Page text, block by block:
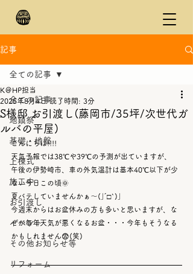
記事
全ての記事
地鎮祭
基礎・地盤
上棟式
施工中
お引渡し
イベント
その他お知らせ等
リフォーム
全ての記事
S様邸 お引渡し(藤岡市/35坪/次世代ガ
ルバの平屋)
K＠HP担当
2025年8月4日 読了時間: 3分
こんにちは!!!!
天気予報では38℃や39℃の予測が出ていますが、
午後の伊勢崎市、車の外気温計は基本40℃以下が少
ない今日この頃🌞
夏バテしていませんかぁ～(｣´□`)｣
今週末からはお盆休みの方も多いと思いますが、な
ぜか毎年天気が悪くなるお盆・・・今年もそうなる
かもしれません😨(笑)